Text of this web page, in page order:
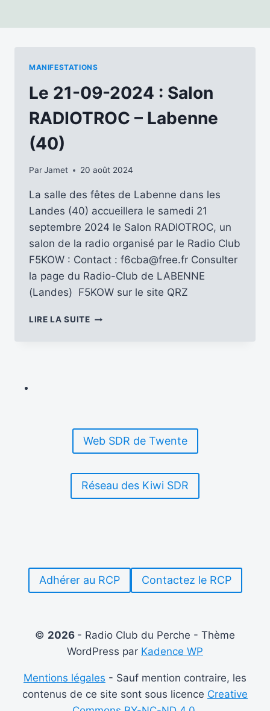
MANIFESTATIONS
Le 21-09-2024 : Salon
RADIOTROC – Labenne
(40)
ParJamet 20 août 2024
La salle des fêtes de Labenne dans les
Landes (40) accueillera le samedi 21
septembre 2024 le Salon RADIOTROC, un
salon de la radio organisé par le Radio Club
F5KOW : Contact : f6cba@free.fr Consulter
la page du Radio-Club de LABENNE
(Landes) F5KOW sur le site QRZ
LIRE LA SUITELE
(40)
Web SDR de Twente
Réseau des Kiwi SDR
Adhérer au RCP Contactez le RCP
© 2026 - Radio Club du Perche - Thème
WordPress par Kadence WP
Mentions légales - Sauf mention contraire, les
contenus de ce site sont sous licence Creative